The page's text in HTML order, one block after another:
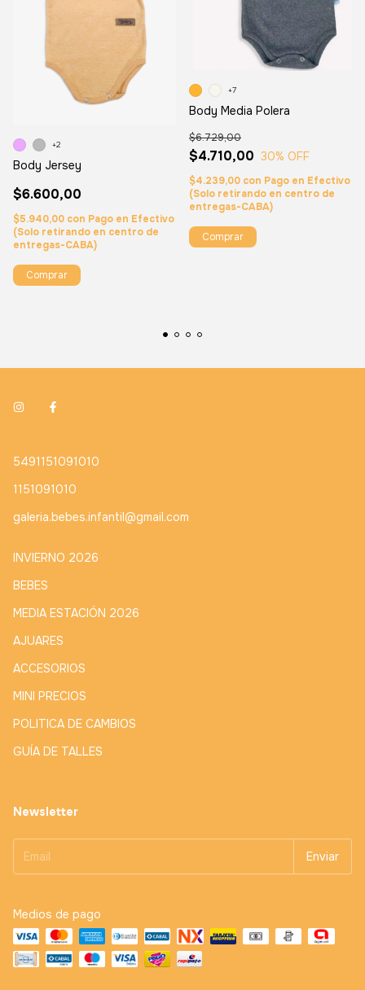
Body Jersey
$6.600,00
$5.940,00 con Pago en Efectivo
(Solo retirando en centro de
entregas-CABA)
+2
Comprar
Body Media Polera
$4.710,00
$6.729,00
30% OFF
$4.239,00 con Pago en Efectivo
(Solo retirando en centro de
entregas-CABA)
+7
Comprar
5491151091010
1151091010
galeria.bebes.infantil@gmail.com
INVIERNO 2026
BEBES
MEDIA ESTACIÓN 2026
AJUARES
ACCESORIOS
MINI PRECIOS
POLITICA DE CAMBIOS
GUÍA DE TALLES
Newsletter
Medios de pago